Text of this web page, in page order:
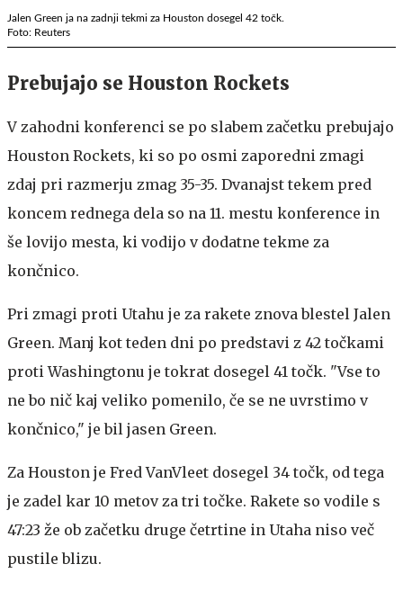
Jalen Green ja na zadnji tekmi za Houston dosegel 42 točk.
Foto: Reuters
Prebujajo se Houston Rockets
V zahodni konferenci se po slabem začetku prebujajo
Houston Rockets, ki so po osmi zaporedni zmagi
zdaj pri razmerju zmag 35-35. Dvanajst tekem pred
koncem rednega dela so na 11. mestu konference in
še lovijo mesta, ki vodijo v dodatne tekme za
končnico.
Pri zmagi proti Utahu je za rakete znova blestel Jalen
Green. Manj kot teden dni po predstavi z 42 točkami
proti Washingtonu je tokrat dosegel 41 točk. "Vse to
ne bo nič kaj veliko pomenilo, če se ne uvrstimo v
končnico," je bil jasen Green.
Za Houston je Fred VanVleet dosegel 34 točk, od tega
je zadel kar 10 metov za tri točke. Rakete so vodile s
47:23 že ob začetku druge četrtine in Utaha niso več
pustile blizu.